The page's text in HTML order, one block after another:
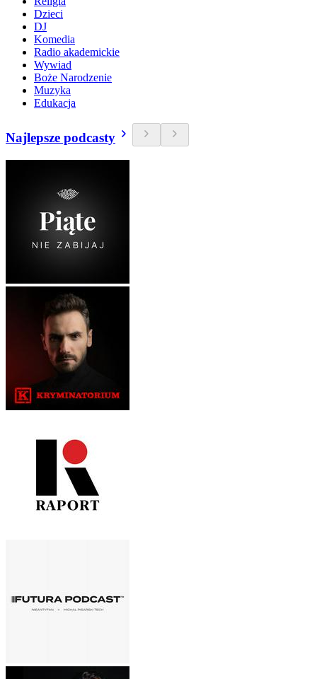
Dzieci
DJ
Komedia
Radio akademickie
Wywiad
Boże Narodzenie
Muzyka
Edukacja
Najlepsze podcasty